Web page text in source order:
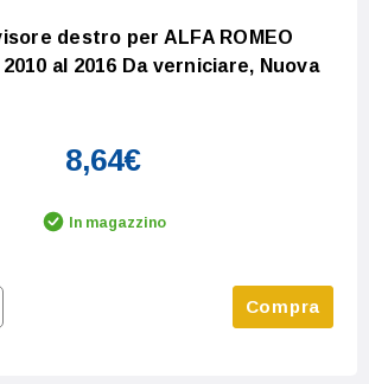
destro per ALFA ROMEO
al 2016 Da verniciare, Nuova
8,64€
In magazzino
Quantity:
Compra